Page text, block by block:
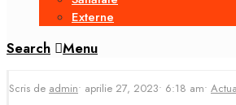
Externe
Search Menu
Scris de admin• aprilie 27, 2023• 6:18 am•